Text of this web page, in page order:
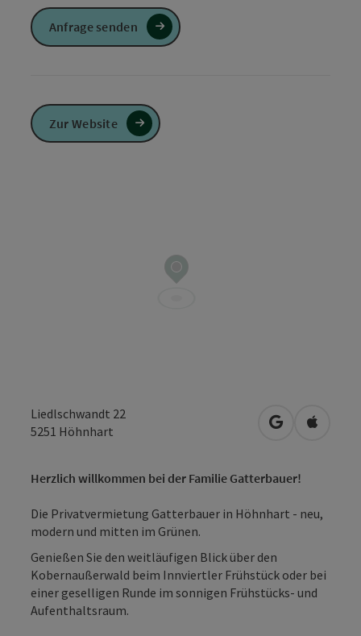
Liedlschwandt 22
5251 Höhnhart in Google
in
Herzlich willkommen bei der Familie Gatterbauer!
Die Privatvermietung Gatterbauer in Höhnhart - neu,
modern und mitten im Grünen.
Genießen Sie den weitläufigen Blick über den
Kobernaußerwald beim Innviertler Frühstück oder bei
einer geselligen Runde im sonnigen Frühstücks- und
Aufenthaltsraum.
Anfrage senden
Zur Website